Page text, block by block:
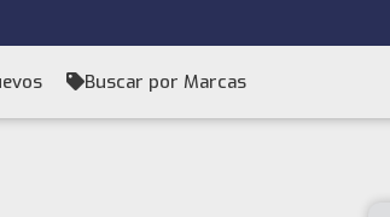
Buscar por Marcas